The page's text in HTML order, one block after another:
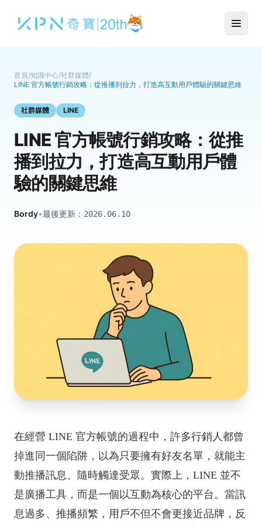
首頁/知識中心/社群媒體/
LINE 官方帳號行銷攻略：從推播到拉力，打造高互動用戶體驗的關鍵思維
社群媒體 LINE
LINE 官方帳號行銷攻略：從推
播到拉力，打造高互動用戶體
驗的關鍵思維
Bordy•最後更新： 2026.06.10
在經營 LINE 官方帳號的過程中，許多行銷人都曾
掉進同一個陷阱，以為只要擁有好友名單，就能主
動推播訊息、隨時觸達受眾。實際上，LINE 並不
是廣播工具，而是一個以互動為核心的平台。當訊
息過多、推播頻繁，用戶不但不會更接近品牌，反